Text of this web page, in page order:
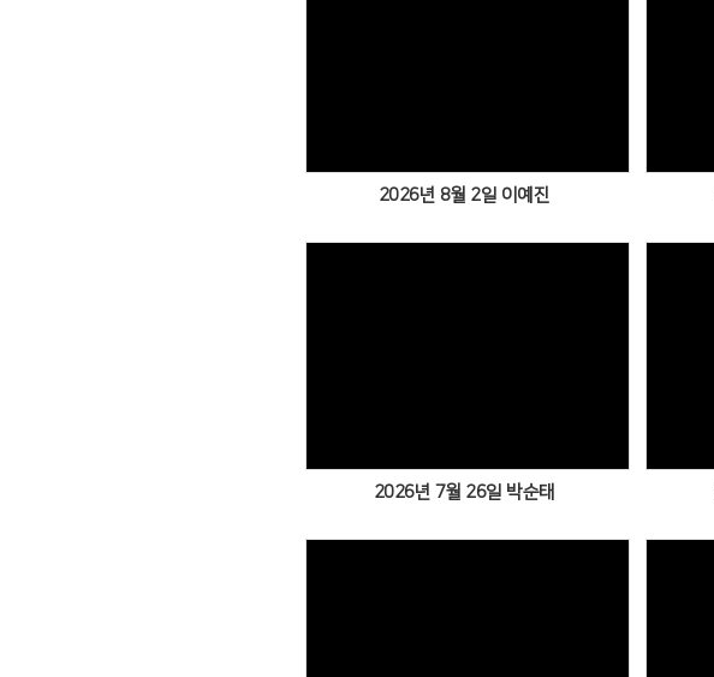
2026년 8월 2일 이예진
2026년 7월 26일 박순태